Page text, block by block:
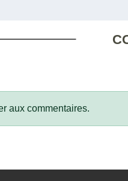
aux commentaires.